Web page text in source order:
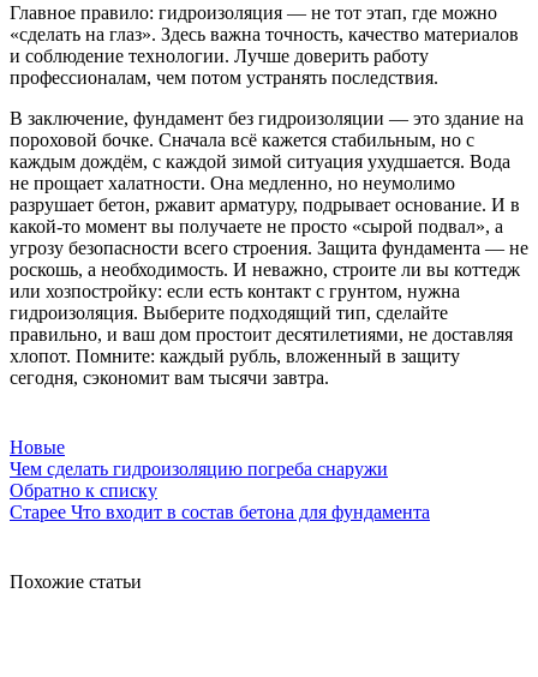
Главное правило: гидроизоляция — не тот этап, где можно
«сделать на глаз». Здесь важна точность, качество материалов
и соблюдение технологии. Лучше доверить работу
профессионалам, чем потом устранять последствия.
В заключение, фундамент без гидроизоляции — это здание на
пороховой бочке. Сначала всё кажется стабильным, но с
каждым дождём, с каждой зимой ситуация ухудшается. Вода
не прощает халатности. Она медленно, но неумолимо
разрушает бетон, ржавит арматуру, подрывает основание. И в
какой-то момент вы получаете не просто «сырой подвал», а
угрозу безопасности всего строения. Защита фундамента — не
роскошь, а необходимость. И неважно, строите ли вы коттедж
или хозпостройку: если есть контакт с грунтом, нужна
гидроизоляция. Выберите подходящий тип, сделайте
правильно, и ваш дом простоит десятилетиями, не доставляя
хлопот. Помните: каждый рубль, вложенный в защиту
сегодня, сэкономит вам тысячи завтра.
Новые
Чем сделать гидроизоляцию погреба снаружи
Обратно к списку
Старее Что входит в состав бетона для фундамента
Похожие статьи